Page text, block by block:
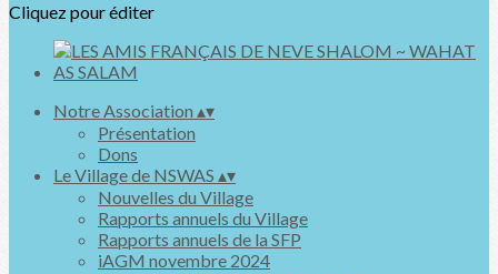
Cliquez pour éditer
Notre Association ▴▾
Présentation
Dons
Le Village de NSWAS ▴▾
Nouvelles du Village
Rapports annuels du Village
Rapports annuels de la SFP
iAGM novembre 2024